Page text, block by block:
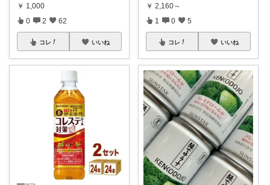
￥ 1,000
0 2 62
コレ いいね
￥ 2,160～
1 0 5
コレ いいね